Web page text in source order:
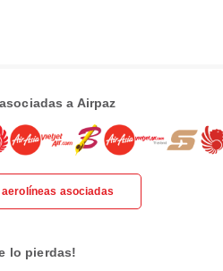
a Airpaz
asociadas
lo pierdas!